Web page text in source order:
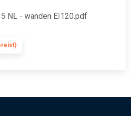
NL - wanden EI120.pdf